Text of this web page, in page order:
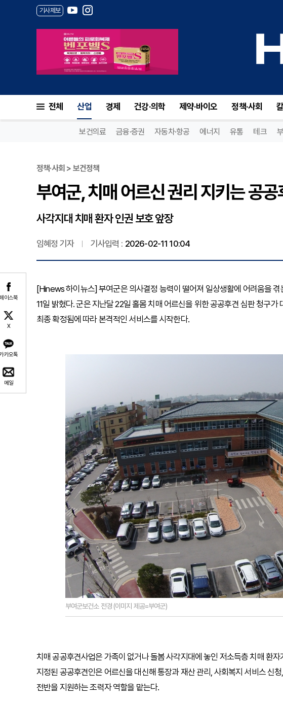
기사제보
전체 산업 경제 건강·의학 제약·바이오 정책·사회
보건의료 금융·증권 자동차·항공 에너지 유통 테크
이스북
X
카오톡
메일
정책·사회 > 보건정책
부여군, 치매 어르신 권리 지키는 공공
사각지대 치매 환자 인권 보호 앞장
임혜정 기자 기사입력 : 2026-02-11 10:04
[Hinews 하이뉴스] 부여군은 의사결정 능력이 떨어져 일상생활에 어려움을
11일 밝혔다. 군은 지난달 22일 홀몸 치매 어르신을 위한 공공후견 심판 청구
최종 확정됨에 따라 본격적인 서비스를 시작한다.
부여군보건소 전경 (이미지 제공=부여군)
치매 공공후견사업은 가족이 없거나 돌봄 사각지대에 놓인 저소득층 치매 환
지정된 공공후견인은 어르신을 대신해 통장과 재산 관리, 사회복지 서비스 신
전반을 지원하는 조력자 역할을 맡는다.